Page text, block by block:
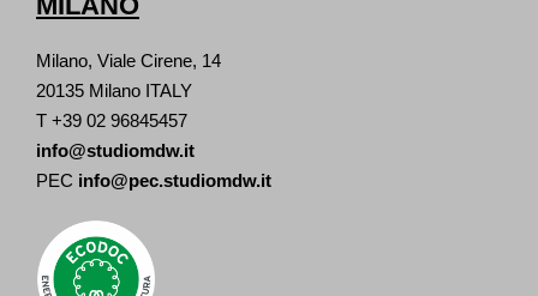
Milano, Viale Cirene, 14
20135 Milano ITALY
T +39 02 96845457
info@studiomdw.it
PEC info@pec.studiomdw.it